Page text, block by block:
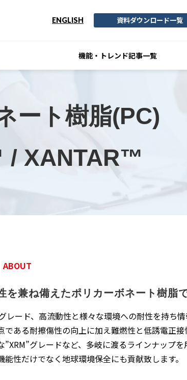
ENGLISH 資料ダウンロード一覧
機能・トレンド記事一覧
ート樹脂(PC)
/ XANTAR™
ABOUT
兼ね備えたポリカーボネート樹脂で
ード、高流動性と様々な環境への耐性を持ち
ある耐擦傷性の向上に加え難燃性と低誘電正
グレードなど、多岐に渡るラインナップ
性だけでなく地球環境保全にも貢献致します。